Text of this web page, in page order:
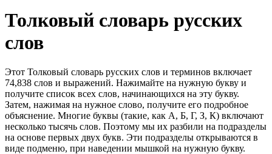
Толковый словарь русских
слов
Этот Толковый словарь русских слов и терминов включает
74,838 слов и выражений. Нажимайте на нужную букву и
получите список всех слов, начинающихся на эту букву.
Затем, нажимая на нужное слово, получите его подробное
объяснение. Многие буквы (такие, как А, Б, Г, З, К) включают
несколько тысячь слов. Поэтому мы их разбили на подразделы
на основе первых двух букв. Эти подразделы открываются в
виде подменю, при наведении мышкой на нужную букву.